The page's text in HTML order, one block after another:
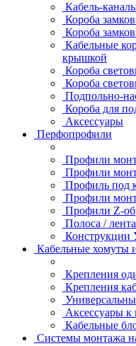
Кабель-
Короба
Короба
Кабельные
крышкой
Короба
Короба
Подпольно-
Короба для
Аксессуары
Перфопрофили
Профили
Профили
Профиль под
Профили
Профили Z-
Полоса /
Кабельные хомуты
Крепления
Крепления
Аксессуары к
Кабельные
Системы монтажа